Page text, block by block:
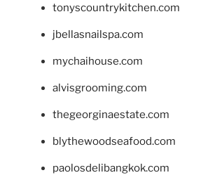
tonyscountrykitchen.com
jbellasnailspa.com
mychaihouse.com
alvisgrooming.com
thegeorginaestate.com
blythewoodseafood.com
paolosdelibangkok.com